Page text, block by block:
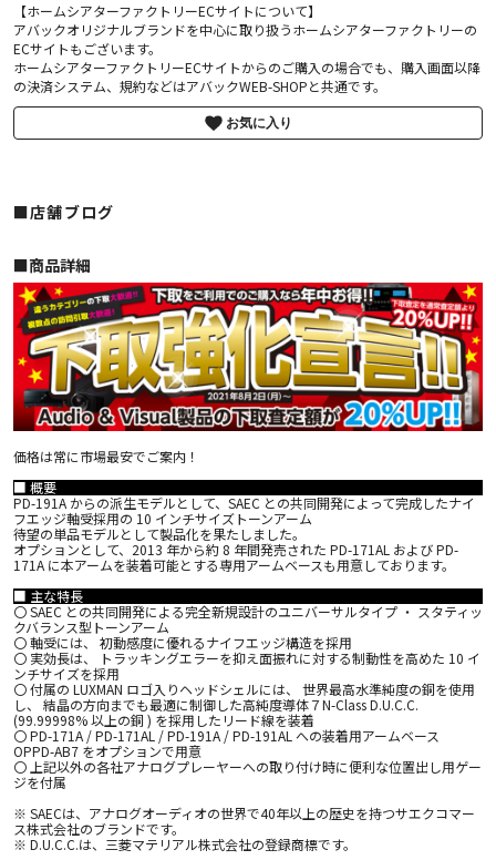
【ホームシアターファクトリーECサイトについて】
アバックオリジナルブランドを中心に取り扱うホームシアターファクトリーの
ECサイトもございます。
ホームシアターファクトリーECサイトからのご購入の場合でも、購入画面以降
の決済システム、規約などはアバックWEB-SHOPと共通です。
お気に入り
■店舗ブログ
■︎商品詳細
価格は常に市場最安でご案内！
■ 概要
PD-191A からの派生モデルとして、SAEC との共同開発によって完成したナイ
フエッジ軸受採用の 10 インチサイズトーンアーム
待望の単品モデルとして製品化を果たしました。
オプションとして、2013 年から約 8 年間発売された PD-171AL および PD-
171A に本アームを装着可能とする専用アームベースも用意しております。
■ 主な特長
〇 SAEC との共同開発による完全新規設計のユニバーサルタイプ ・ スタティッ
クバランス型トーンアーム
〇 軸受には、 初動感度に優れるナイフエッジ構造を採用
〇 実効長は、 トラッキングエラーを抑え面振れに対する制動性を高めた 10 イ
ンチサイズを採用
〇 付属の LUXMAN ロゴ入りヘッドシェルには、 世界最高水準純度の銅を使用
し、 結晶の方向までも最適に制御した高純度導体７N-Class D.U.C.C.
(99.99998% 以上の銅 ) を採用したリード線を装着
〇 PD-171A / PD-171AL / PD-191A / PD-191AL への装着用アームベース
OPPD-AB7 をオプションで用意
〇 上記以外の各社アナログプレーヤーへの取り付け時に便利な位置出し用ゲー
ジを付属
※ SAECは、アナログオーディオの世界で40年以上の歴史を持つサエクコマー
ス株式会社のブランドです。
※ D.U.C.C.は、三菱マテリアル株式会社の登録商標です。